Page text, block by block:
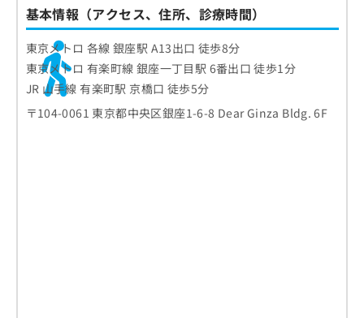
基本情報（アクセス、住所、診療時間）
東京メトロ 各線 銀座駅 A13出口 徒歩8分
東京メトロ 有楽町線 銀座一丁目駅 6番出口 徒歩1分
JR 山手線 有楽町駅 京橋口 徒歩5分
〒104-0061 東京都中央区銀座1-6-8 Dear Ginza Bldg. 6F